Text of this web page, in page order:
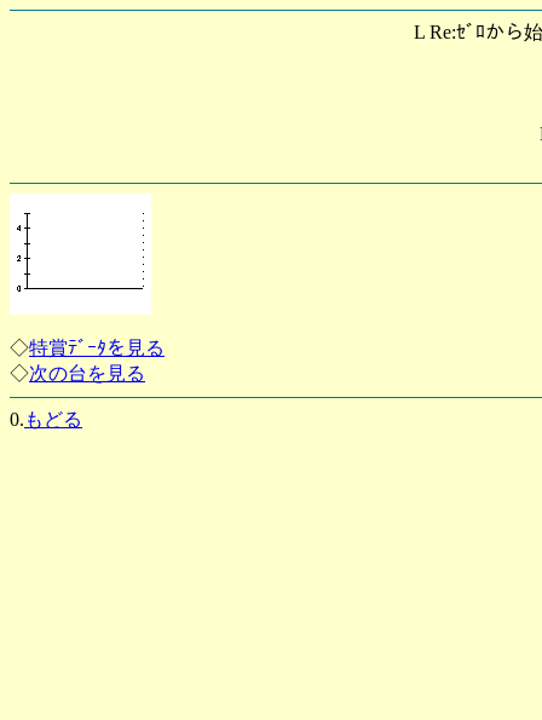
L Re:ｾﾞﾛから
◇特賞ﾃﾞｰﾀを見る
◇次の台を見る
0. もどる